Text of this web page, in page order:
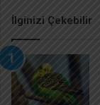
İlginizi Çekebilir